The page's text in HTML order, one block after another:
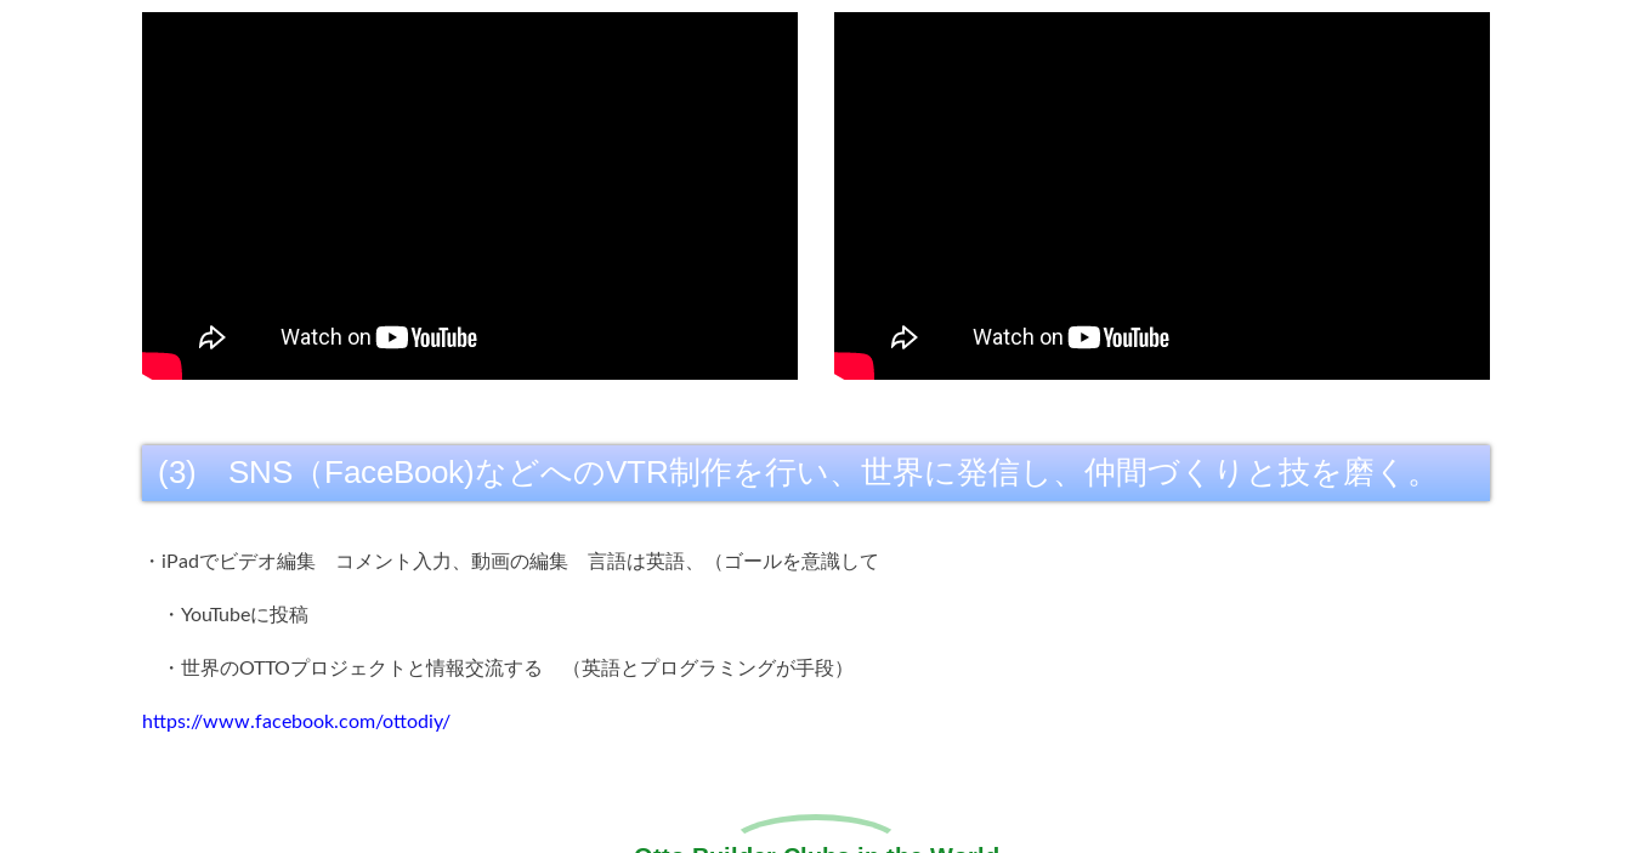
(3) SNS（FaceBook)などへのVTR制作を行い、世界に発信し、仲間づくりと技を磨く。
・iPadでビデオ編集 コメント入力、動画の編集 言語は英語、（ゴールを意識して
・YouTubeに投稿
・世界のOTTOプロジェクトと情報交流する （英語とプログラミングが手段）
https://www.facebook.com/ottodiy/